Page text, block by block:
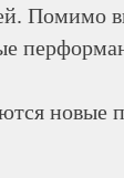
Помимо
новые